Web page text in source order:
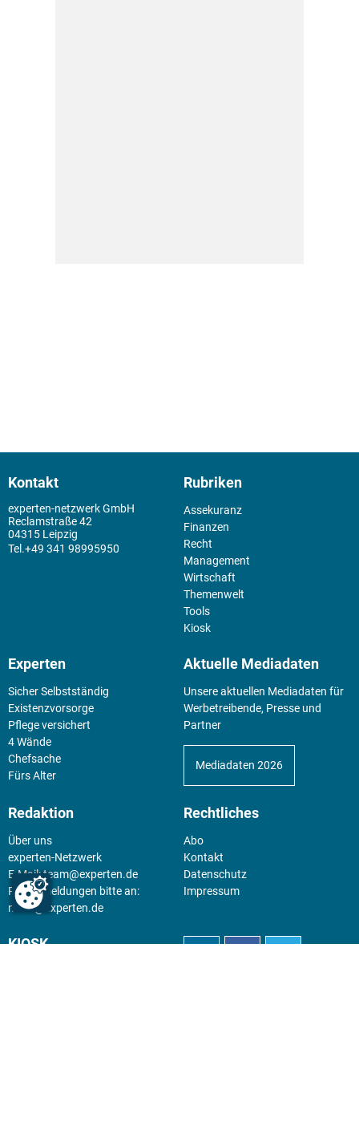
Kontakt
experten-netzwerk GmbH
Reclamstraße 42
04315 Leipzig
+49 341 98995950
Rubriken
Assekuranz
Finanzen
Recht
Management
Wirtschaft
Themenwelt
Tools
Kiosk
Experten
Sicher Selbstständig
Existenz­vorsorge
Pflege versichert
4 Wände
Chefsache
Fürs Alter
Aktuelle Mediadaten
Unsere aktuellen Mediadaten für
Werbetreibende, Presse und
Partner
Mediadaten 2026
Redaktion
Über uns
experten-Netzwerk
E-Mail:team@experten.de
Pressemeldungen bitte an:
news@experten.de
Rechtliches
Abo
Kontakt
Datenschutz
Impressum
KIOSK